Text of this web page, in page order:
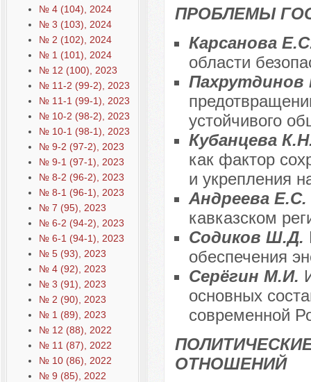
№ 4 (104), 2024
№ 3 (103), 2024
№ 2 (102), 2024
№ 1 (101), 2024
№ 12 (100), 2023
№ 11-2 (99-2), 2023
№ 11-1 (99-1), 2023
№ 10-2 (98-2), 2023
№ 10-1 (98-1), 2023
№ 9-2 (97-2), 2023
№ 9-1 (97-1), 2023
№ 8-2 (96-2), 2023
№ 8-1 (96-1), 2023
№ 7 (95), 2023
№ 6-2 (94-2), 2023
№ 6-1 (94-1), 2023
№ 5 (93), 2023
№ 4 (92), 2023
№ 3 (91), 2023
№ 2 (90), 2023
№ 1 (89), 2023
№ 12 (88), 2022
№ 11 (87), 2022
№ 10 (86), 2022
№ 9 (85), 2022
ПРОБЛЕМЫ
Карсанова
области
устойчивого
Кубанцева
как фактор
и укрепления
Андреева Е.С.
кавказском
Содиков Ш.Д.
обеспечения
Серёгин М.И.
основных
современной
ОТНОШЕНИЙ